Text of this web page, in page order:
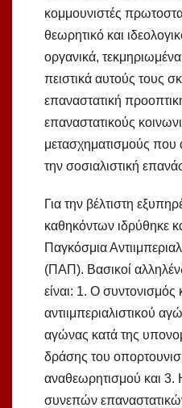
κομμουνιστές
θεωρητικό και
οργανικά,
πειστικά αυτούς τους
επαναστατική
επαναστατικούς
μετασχηματισμούς που
την σοσιαλιστική
Για την βέλτιστη
καθηκόντων ιδρύθηκε
Παγκόσμια
(ΠΑΠ). Βασικοί
είναι: 1. Ο
αντιιμπεριαλιστικού
αγώνας κατά της
δράσης του
αναθεωρητισμού και
συνεπών